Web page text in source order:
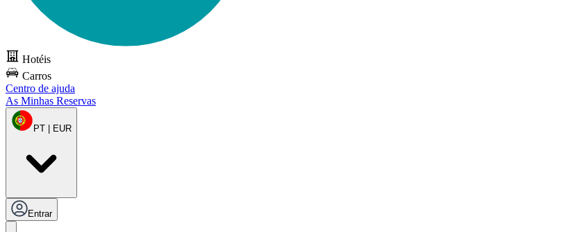
Hotéis
Carros
Centro de ajuda
As Minhas Reservas
PT | EUR
Entrar